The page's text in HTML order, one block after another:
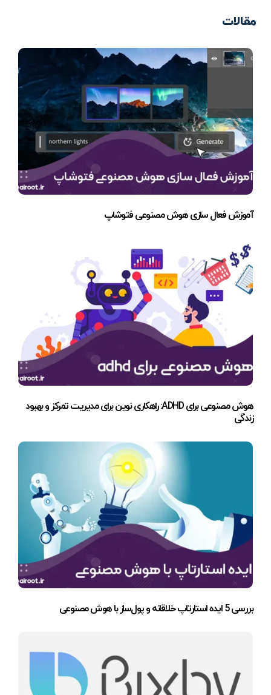
مقالات
آموزش فعال سازی هوش مصنوعی فتوشاپ
هوش مصنوعی برای ADHD: راهکاری نوین برای مدیریت تمرکز و بهبود
زندگی
بررسی 5 ایده استارتاپ خلاقانه و پول‌ساز با هوش مصنوعی